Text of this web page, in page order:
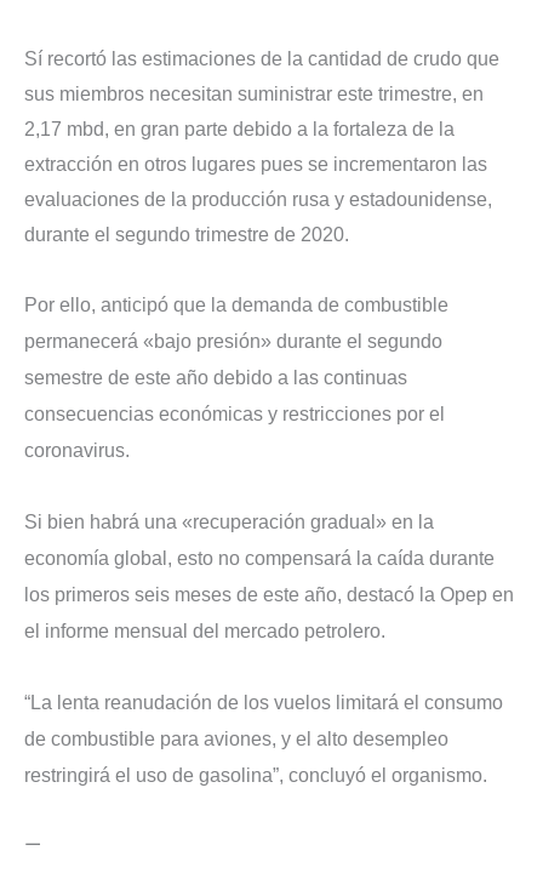
Sí recortó las estimaciones de la cantidad de crudo que
sus miembros necesitan suministrar este trimestre, en
2,17 mbd, en gran parte debido a la fortaleza de la
extracción en otros lugares pues se incrementaron las
evaluaciones de la producción rusa y estadounidense,
durante el segundo trimestre de 2020.
Por ello, anticipó que la demanda de combustible
permanecerá «bajo presión» durante el segundo
semestre de este año debido a las continuas
consecuencias económicas y restricciones por el
coronavirus.
Si bien habrá una «recuperación gradual» en la
economía global, esto no compensará la caída durante
los primeros seis meses de este año, destacó la Opep en
el informe mensual del mercado petrolero.
“La lenta reanudación de los vuelos limitará el consumo
de combustible para aviones, y el alto desempleo
restringirá el uso de gasolina”, concluyó el organismo.
—